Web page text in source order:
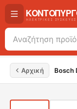
Αρχική